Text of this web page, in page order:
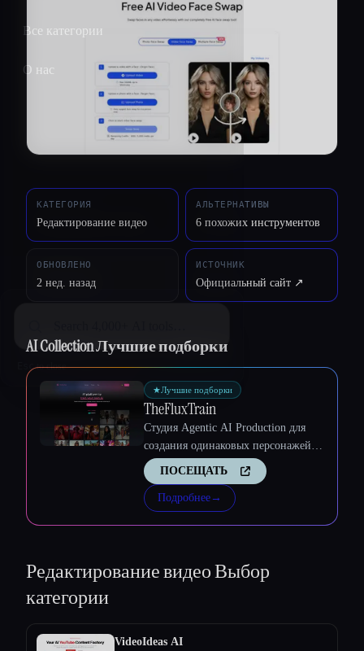
Все категории
О нас
Esc
КАТЕГОРИЯ
Редактирование видео
АЛЬТЕРНАТИВЫ
6 похожих инструментов
ОБНОВЛЕНО
2 нед. назад
ИСТОЧНИК
Официальный сайт ↗︎
AI Collection Лучшие подборки
★Лучшие подборки
TheFluxTrain
Студия Agentic AI Production для
создания одинаковых персонажей,
рабочих процессов и видео
ПОСЕЩАТЬ
Подробнее→
Редактирование видеоВыбор
категории
VideoIdeas AI